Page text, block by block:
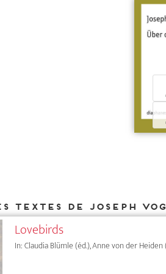
textes de Joseph
Lovebirds
In: Claudia Blümle (éd.), Anne von der Heiden